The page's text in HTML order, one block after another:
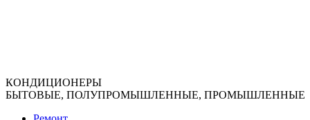
КОНДИЦИОНЕРЫ
БЫТОВЫЕ, ПОЛУПРОМЫШЛЕННЫЕ, ПРОМЫШЛЕННЫЕ